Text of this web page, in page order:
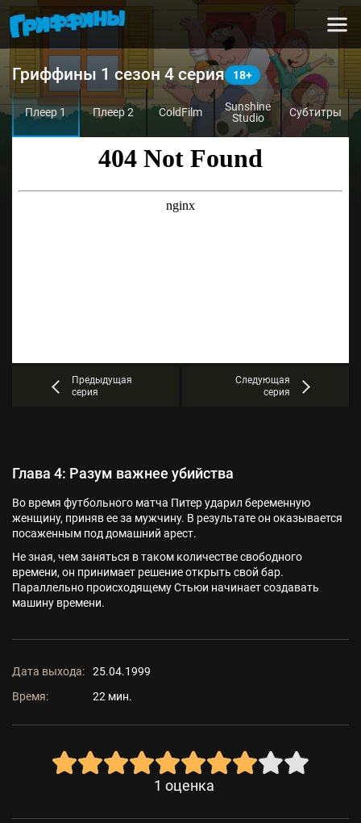
Гриффины 1 сезон 4 серия
Плеер 1 Плеер 2 ColdFilm
Sunshine
Studio
Субтитры
Предыдущая
серия
Следующая
серия
Глава 4: Разум важнее убийства
Во время футбольного матча Питер ударил беременную
женщину, приняв ее за мужчину. В результате он оказывается
посаженным под домашний арест.
Не зная, чем заняться в таком количестве свободного
времени, он принимает решение открыть свой бар.
Параллельно происходящему Стьюи начинает создавать
машину времени.
Дата выхода:
25.04.1999
Время:
22 мин.
1 оценка